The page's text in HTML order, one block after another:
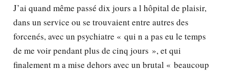
J’ai quand même passé dix jours a l hôpital de plaisir,
dans un service ou se trouvaient entre autres des
forcenés, avec un psychiatre « qui n a pas eu le temps
de me voir pendant plus de cinq jours », et qui
finalement m a mise dehors avec un brutal « beaucoup